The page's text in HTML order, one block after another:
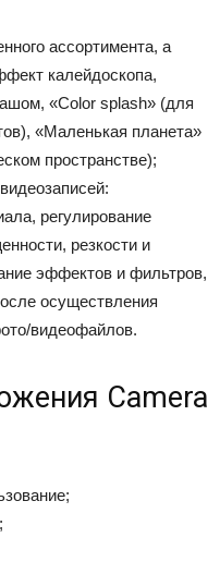
ассортимента, а
калейдоскопа,
«Color splash» (для
«Маленькая планета»
пространстве);
регулирование
резкости и
эффектов и фильтров,
осуществления
видеофайлов.
Camera